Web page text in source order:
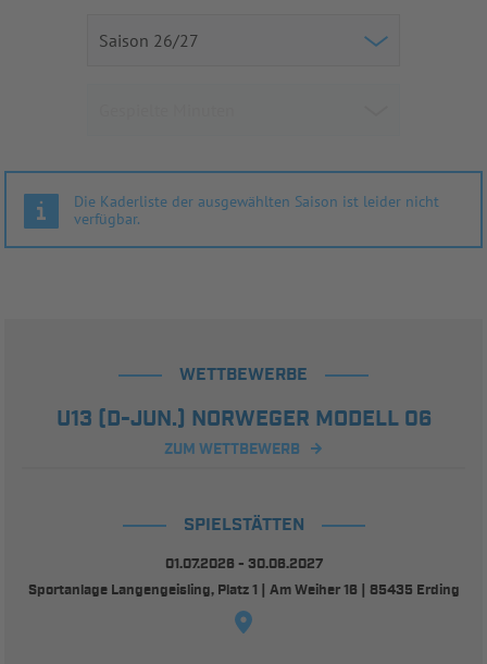
Die Kaderliste der ausgewählten Saison ist leider nicht
verfügbar.
WETTBEWERBE
U13 (D-JUN.) NORWEGER MODELL 06
ZUM WETTBEWERB
SPIELSTÄTTEN
01.07.2026 - 30.06.2027
Sportanlage Langengeisling, Platz 1 | Am Weiher 16 | 85435 Erding